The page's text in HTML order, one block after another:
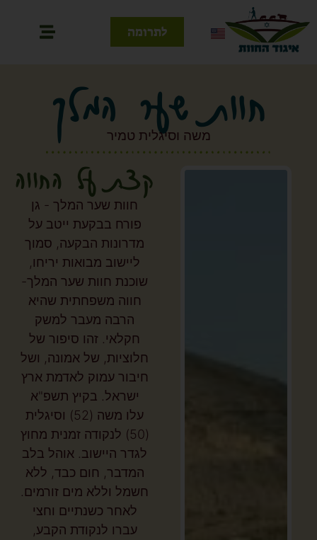
לתרומה
חוות שער המלך
משה וסיגלית טמיר
קצת על החווה
חוות שער המלך - גן
פורח בבקעת ייטב על
מדרונות הבקעה, סמוך
ליישוב מבואות יריחו,
שוכנת חוות שער המלך-
חווה משפחתית שהיא
הרבה מעבר למשק
חקלאי. זהו סיפור של
חלוציות, של אמונה, ושל
חיבור עמוק לאדמת ארץ
ישראל. בקיץ תשפ"א
עלו משה (52) וסיגלית
(50) לנקודה זמנית מחוץ
לגדר היישוב. אוהל בלב
המדבר, חום כבד, ללא
חשמל וללא מים זורמים.
לאחר כשנתיים וחצי
עברו לנקודת הקבע,